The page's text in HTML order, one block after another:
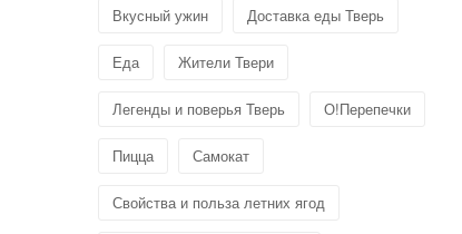
Вкусный ужин Доставка еды Тверь
Еда Жители Твери
Легенды и поверья Тверь О!Перепечки
Пицца Самокат
Свойства и польза летних ягод